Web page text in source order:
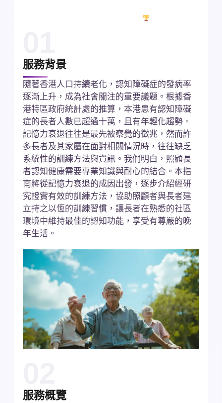
服務背景
隨著香港人口持續老化，認知障礙症的發病率
逐漸上升，成為社會關注的重要議題。根據香
港特區政府統計處的推算，本港患有認知障礙
症的長者人數已超過十萬，且有年輕化趨勢。
記憶力衰退往往是最先被察覺的徵兆，然而許
多長者及其家屬在面對相關情況時，往往缺乏
系統性的訓練方法與資訊。我們明白，照顧長
者認知健康需要專業知識與耐心的結合。本指
南將從記憶力衰退的成因出發，逐步介紹經研
究證實有效的訓練方法，協助照顧者與長者建
立持之以恆的訓練習慣，讓長者在熟悉的社區
環境中維持最佳的認知功能，享受有尊嚴的晚
年生活。
服務概覽